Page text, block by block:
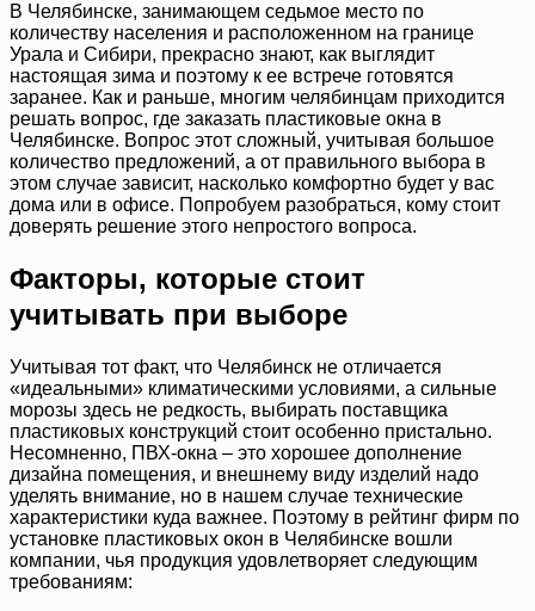
В Челябинске, занимающем седьмое место по
количеству населения и расположенном на границе
Урала и Сибири, прекрасно знают, как выглядит
настоящая зима и поэтому к ее встрече готовятся
заранее. Как и раньше, многим челябинцам приходится
решать вопрос, где заказать пластиковые окна в
Челябинске. Вопрос этот сложный, учитывая большое
количество предложений, а от правильного выбора в
этом случае зависит, насколько комфортно будет у вас
дома или в офисе. Попробуем разобраться, кому стоит
доверять решение этого непростого вопроса.
Факторы, которые стоит
учитывать при выборе
Учитывая тот факт, что Челябинск не отличается
«идеальными» климатическими условиями, а сильные
морозы здесь не редкость, выбирать поставщика
пластиковых конструкций стоит особенно пристально.
Несомненно, ПВХ-окна – это хорошее дополнение
дизайна помещения, и внешнему виду изделий надо
уделять внимание, но в нашем случае технические
характеристики куда важнее. Поэтому в рейтинг фирм по
установке пластиковых окон в Челябинске вошли
компании, чья продукция удовлетворяет следующим
требованиям: